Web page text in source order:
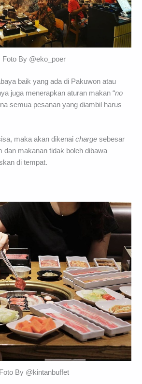
Foto By @eko_poer
baik yang ada di Pakuwon atau
juga menerapkan aturan makan “no
semua pesanan yang diambil harus
maka akan dikenaicharge sebesar
dan makanan tidak boleh dibawa
di tempat.
Foto By @kintanbuffet